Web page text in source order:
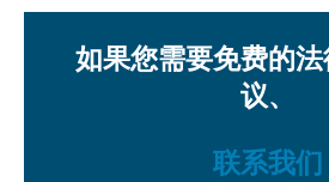
如果您需要免费的
议、
联系我们